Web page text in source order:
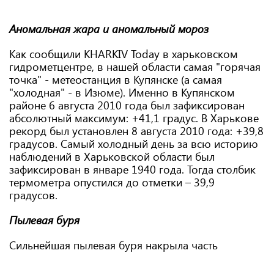
Аномальная жара и аномальный мороз
Как сообщили KHARKIV Today в харьковском
гидрометцентре, в нашей области самая "горячая
точка" - метеостанция в Купянске (а самая
"холодная" - в Изюме). Именно в Купянском
районе 6 августа 2010 года был зафиксирован
абсолютный максимум: +41,1 градус. В Харькове
рекорд был установлен 8 августа 2010 года: +39,8
градусов. Самый холодный день за всю историю
наблюдений в Харьковской области был
зафиксирован в январе 1940 года. Тогда столбик
термометра опустился до отметки – 39,9
градусов.
Пылевая буря
Сильнейшая пылевая буря накрыла часть